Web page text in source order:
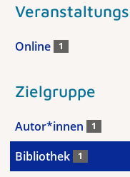
Online 1
Zielgruppe
Autor*innen 1
Bibliothek 1